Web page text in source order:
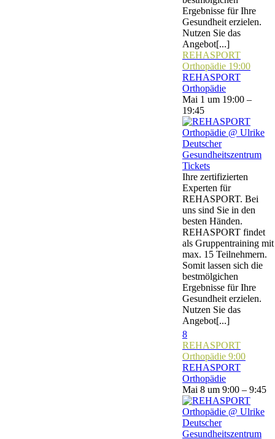
Ergebnisse für Ihre
Gesundheit erzielen.
Nutzen Sie das
Angebot[...]
REHASPORT
Orthopädie 19:00
REHASPORT
Orthopädie
Mai 1 um 19:00 –
19:45
Tickets
Ihre zertifizierten
Experten für
REHASPORT. Bei
uns sind Sie in den
besten Händen.
REHASPORT findet
als Gruppentraining mit
max. 15 Teilnehmern.
Somit lassen sich die
bestmölgichen
Ergebnisse für Ihre
Gesundheit erzielen.
Nutzen Sie das
Angebot[...]
8
REHASPORT
Orthopädie 9:00
REHASPORT
Orthopädie
Mai 8 um 9:00 – 9:45